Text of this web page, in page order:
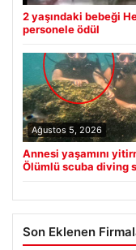
2 yaşındaki bebeği
personele ödül
Ağustos 5, 2026
Annesi yaşamını
Ölümlü scuba diving
Son Eklenen